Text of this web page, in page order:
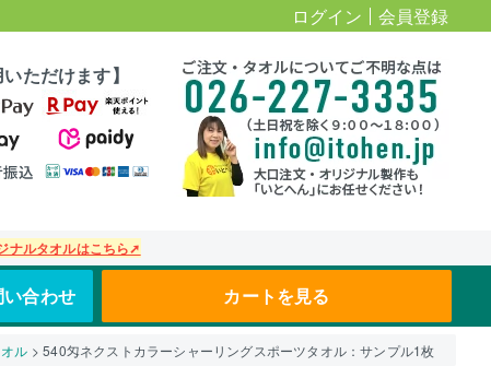
ログイン 会員登録
ただけます】
ナルタオルはこちら➚
い合わせ カートを見る
ル 540匁ネクストカラーシャーリングスポーツタオル：サンプル1枚